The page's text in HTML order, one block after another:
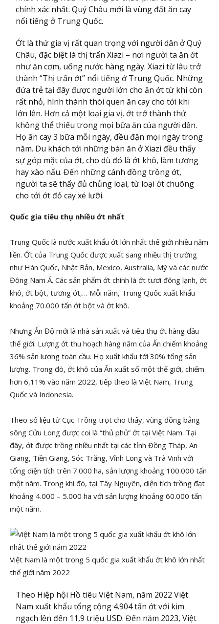
chính xác nhất. Quý Châu mới là vùng đất ăn cay
nổi tiếng ở Trung Quốc.
Ớt là thứ gia vị rất quan trọng với người dân ở Quý
Châu, đặc biệt là thị trấn Xiazi – nơi người ta ăn ớt
như ăn cơm, uống nước hàng ngày. Xiazi từ lâu trở
thành “Thị trấn ớt” nổi tiếng ở Trung Quốc. Những
đứa trẻ tại đây được người lớn cho ăn ớt từ khi còn
rất nhỏ, hình thành thói quen ăn cay cho tới khi
lớn lên. Hơn cả một loại gia vị, ớt trở thành thứ
không thể thiếu trong mọi bữa ăn của người dân.
Họ ăn cay 3 bữa mỗi ngày, đều đặn mọi ngày trong
năm. Du khách tới những bàn ăn ở Xiazi đều thấy
sự góp mặt của ớt, cho dù đó là ớt khô, làm tương
hay xào nấu. Đến những cánh đồng trồng ớt,
người ta sẽ thấy đủ chủng loại, từ loại ớt chuông
cho tới ớt đỏ cay xé lưỡi.
Quốc gia tiêu thụ nhiều ớt nhất
Trung Quốc là nước xuất khẩu ớt lớn nhất thế giới nhiều năm
liền. Ớt của Trung Quốc được xuất sang nhiều thị trường
như Hàn Quốc, Nhật Bản, Mexico, Australia, Mỹ và các nước
Đông Nam Á. Các sản phẩm ớt chính là ớt tươi đông lạnh, ớt
khô, ớt bột, tương ớt,… Mỗi năm, Trung Quốc xuất khẩu
khoảng 70.000 tấn ớt bột và ớt khô.
Nhưng Ấn Độ mới là nhà sản xuất và tiêu thụ ớt hàng đầu
thế giới. Lượng ớt thu hoạch hàng năm của Ấn chiếm khoảng
36% sản lượng toàn cầu. Họ xuất khẩu tới 30% tổng sản
lượng. Trong đó, ớt khô của Ấn xuất số một thế giới, chiếm
hơn 6,11% vào năm 2022, tiếp theo là Việt Nam, Trung
Quốc và Indonesia.
Theo số liệu từ Cục Trồng trọt cho thấy, vùng đồng bằng
sông Cửu Long được coi là “thủ phủ” ớt tại Việt Nam. Tại
đây, ớt được trồng nhiều nhất tại các tỉnh Đồng Tháp, An
Giang, Tiền Giang, Sóc Trăng, Vĩnh Long và Trà Vinh với
tổng diện tích trên 7.000 ha, sản lượng khoảng 100.000 tấn
một năm. Trong khi đó, tại Tây Nguyên, diện tích trồng đạt
khoảng 4.000 – 5.000 ha với sản lượng khoảng 60.000 tấn
một năm.
Việt Nam là một trong 5 quốc gia xuất khẩu ớt khô lớn nhất
thế giới năm 2022
Theo Hiệp hội Hồ tiêu Việt Nam, năm 2022 Việt
Nam xuất khẩu tổng cộng 4.904 tấn ớt với kim
ngạch lên đến 11,9 triệu USD. Đến năm 2023, Việt